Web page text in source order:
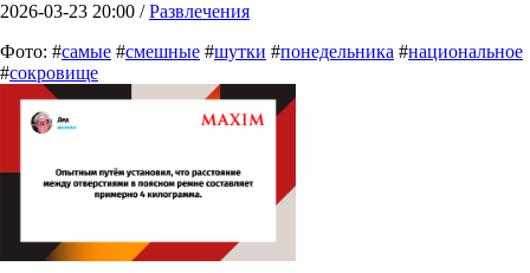
2026-03-23 20:00 /Развлечения
Фото: #самые #смешные #шутки #понедельника #национальное
#сокровище